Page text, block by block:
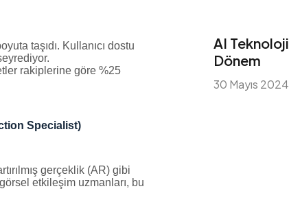
taşıdı. Kullanıcı dostu
rakiplerine göre %25
Specialist)
gerçeklik (AR) gibi
etkileşim uzmanları, bu
AI
Dönem
30 Mayıs 2024